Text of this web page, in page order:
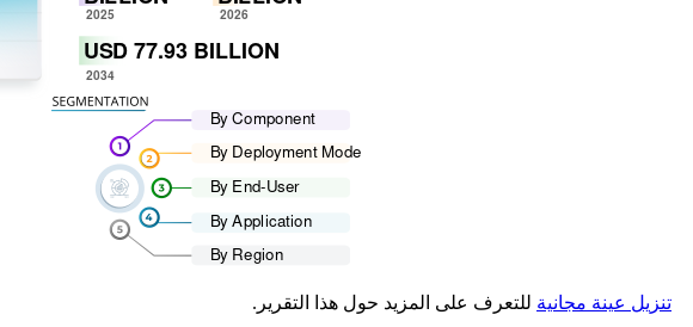
تنزيل عينة مجانية للتعرف على المزيد حول هذا التقرير.